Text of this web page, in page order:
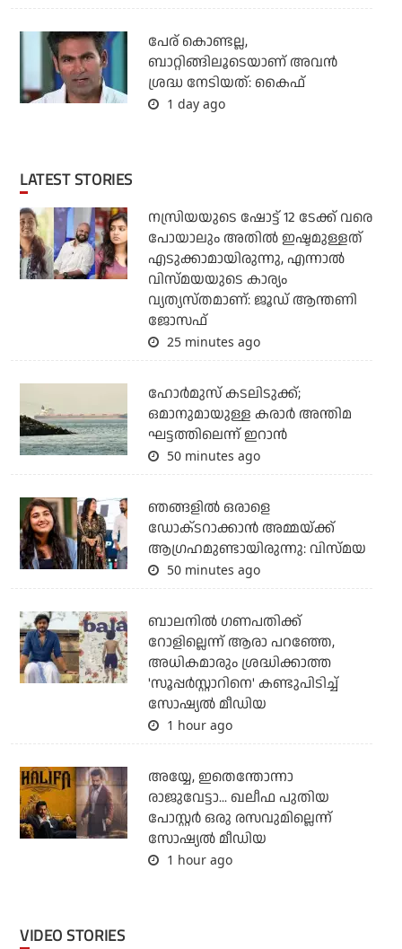
പേര് കൊണ്ടല്ല,
ബാറ്റിങ്ങിലൂടെയാണ് അവൻ
ശ്രദ്ധ നേടിയത്: കൈഫ്
1 day ago
LATEST STORIES
നസ്രിയയുടെ ഷോട്ട് 12 ടേക്ക് വരെ
പോയാലും അതില്‍ ഇഷ്ടമുള്ളത്
എടുക്കാമായിരുന്നു, എന്നാല്‍
വിസ്മയയുടെ കാര്യം
വ്യത്യസ്തമാണ്: ജൂഡ് ആന്തണി
ജോസഫ്
25 minutes ago
ഹോര്‍മുസ് കടലിടുക്ക്;
ഒമാനുമായുള്ള കരാര്‍ അന്തിമ
ഘട്ടത്തിലെന്ന് ഇറാന്‍
50 minutes ago
ഞങ്ങളിൽ ഒരാളെ
ഡോക്‌ടറാക്കാൻ അമ്മയ്ക്ക്
ആഗ്രഹമുണ്ടായിരുന്നു: വിസ്മയ
50 minutes ago
ബാലനില്‍ ഗണപതിക്ക്
റോളില്ലെന്ന് ആരാ പറഞ്ഞേ,
അധികമാരും ശ്രദ്ധിക്കാത്ത
'സൂപ്പര്‍സ്റ്റാറിനെ' കണ്ടുപിടിച്ച്
സോഷ്യല്‍ മീഡിയ
1 hour ago
അയ്യേ, ഇതെന്തോന്നാ
രാജുവേട്ടാ... ഖലീഫ പുതിയ
പോസ്റ്റര്‍ ഒരു രസവുമില്ലെന്ന്
സോഷ്യല്‍ മീഡിയ
1 hour ago
VIDEO STORIES